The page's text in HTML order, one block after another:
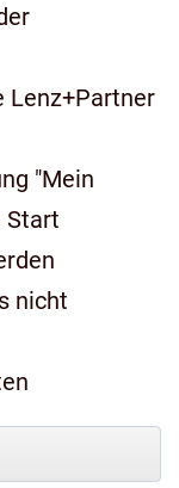
Lenz+Partner
"Mein
Start
nicht